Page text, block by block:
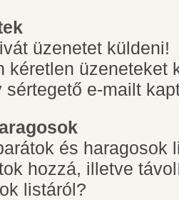
üzenetet küldeni!
kéretlen üzeneteket
sértegető e-mailt
és haragosok
hozzá, illetve
listáról?